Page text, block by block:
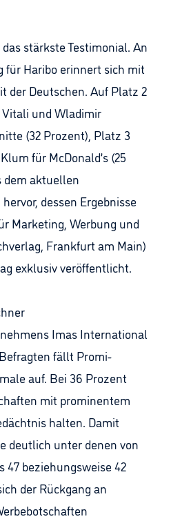
stärkste Testimonial. An
für Haribo erinnert sich mit
der Deutschen. Auf Platz 2
und Wladimir
(32 Prozent), Platz 3
für McDonald’s (25
dem aktuellen
dessen Ergebnisse
Marketing, Werbung und
Frankfurt am Main)
exklusiv veröffentlicht.
Imas International
fällt Promi-
auf. Bei 36 Prozent
mit prominentem
halten. Damit
deutlich unter denen von
47 beziehungsweise 42
der Rückgang an